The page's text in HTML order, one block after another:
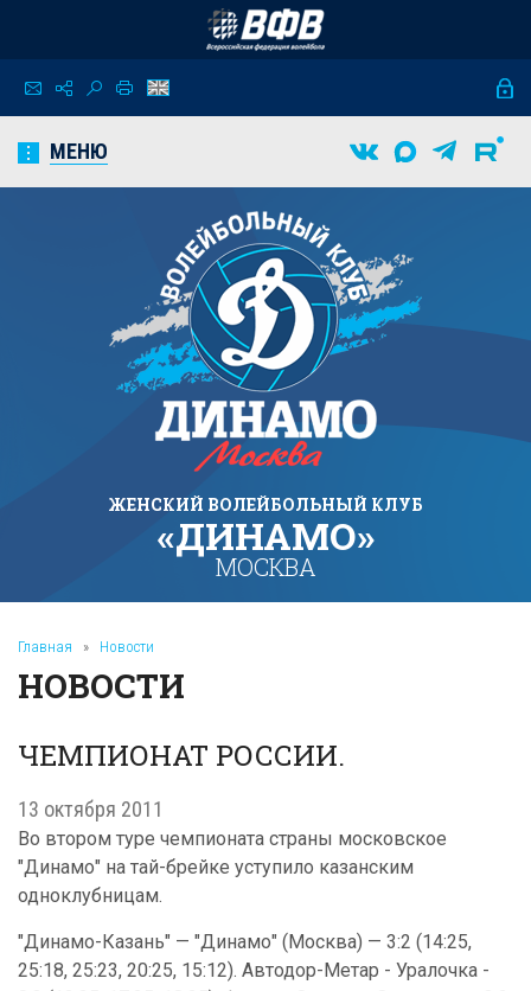
МЕНЮ
ЖЕНСКИЙ ВОЛЕЙБОЛЬНЫЙ КЛУБ
«ДИНАМО»
МОСКВА
Главная » Новости
НОВОСТИ
ЧЕМПИОНАТ РОССИИ.
13 октября 2011
Во втором туре чемпионата страны московское
"Динамо" на тай-брейке уступило казанским
одноклубницам.
"Динамо-Казань" — "Динамо" (Москва) — 3:2 (14:25,
25:18, 25:23, 20:25, 15:12). Автодор-Метар - Уралочка -